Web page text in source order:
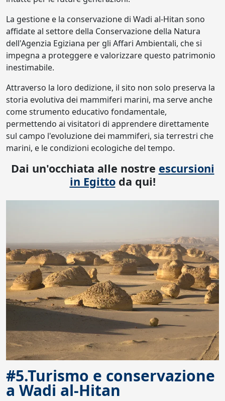
La gestione e la conservazione di Wadi al-Hitan sono
affidate al settore della Conservazione della Natura
dell'Agenzia Egiziana per gli Affari Ambientali, che si
impegna a proteggere e valorizzare questo patrimonio
inestimabile.
Attraverso la loro dedizione, il sito non solo preserva la
storia evolutiva dei mammiferi marini, ma serve anche
come strumento educativo fondamentale,
permettendo ai visitatori di apprendere direttamente
sul campo l'evoluzione dei mammiferi, sia terrestri che
marini, e le condizioni ecologiche del tempo.
Dai un'occhiata alle nostre escursioni
in Egittoda qui!
#5.Turismo e conservazione
a Wadi al-Hitan